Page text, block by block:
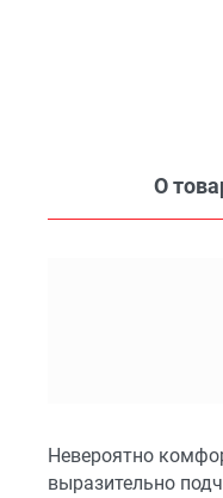
О
Невероятно
выразительно